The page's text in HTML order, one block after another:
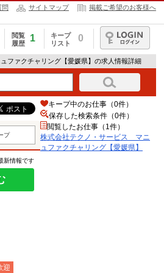
問 サイトマップ 掲載ご希望のお客様へ
閲覧
履歴
1
キープ
リスト
0
ログイン
ファクチャリング【愛媛県】の求人情報詳細
プ
新情報です
迎
キープ中のお仕事（0件）
保存した検索条件（0件）
閲覧したお仕事（1件）
株式会社テクノ・サービス マニ
ュファクチャリング【愛媛県】